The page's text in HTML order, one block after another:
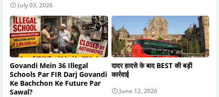
July 03, 2026
Govandi Mein 36 Illegal
Schools Par FIR Darj Govandi
Ke Bachchon Ke Future Par
Sawal?
दादर हादसे के बाद BEST की बड़ी
कार्रवाई
June 12, 2026